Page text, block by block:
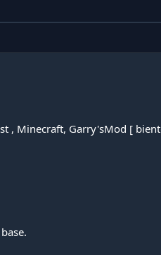
, Minecraft, Garry'sMod [